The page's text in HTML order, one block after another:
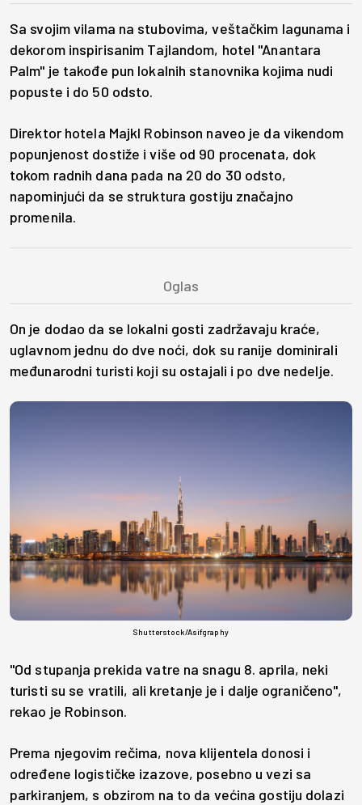
Sa svojim vilama na stubovima, veštačkim lagunama i
dekorom inspirisanim Tajlandom, hotel "Anantara
Palm" je takođe pun lokalnih stanovnika kojima nudi
popuste i do 50 odsto.
Direktor hotela Majkl Robinson naveo je da vikendom
popunjenost dostiže i više od 90 procenata, dok
tokom radnih dana pada na 20 do 30 odsto,
napominjući da se struktura gostiju značajno
promenila.
On je dodao da se lokalni gosti zadržavaju kraće,
uglavnom jednu do dve noći, dok su ranije dominirali
međunarodni turisti koji su ostajali i po dve nedelje.
Shutterstock/Asifgraphy
"Od stupanja prekida vatre na snagu 8. aprila, neki
turisti su se vratili, ali kretanje je i dalje ograničeno",
rekao je Robinson.
Prema njegovim rečima, nova klijentela donosi i
određene logističke izazove, posebno u vezi sa
parkiranjem, s obzirom na to da većina gostiju dolazi